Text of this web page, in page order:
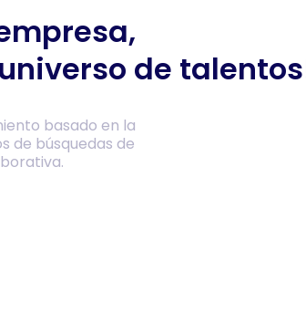
de
basado en la
de búsquedas de